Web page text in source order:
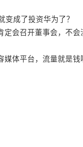
成了投资华为了？
会召开董事会，不会
体平台，流量就是